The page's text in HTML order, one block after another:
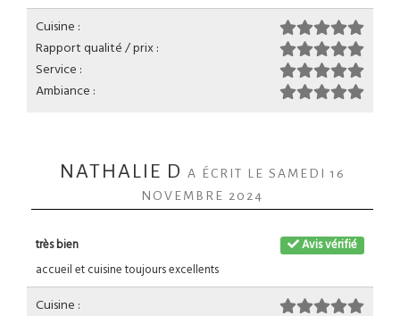
Cuisine :
Rapport qualité / prix :
Service :
Ambiance :
NATHALIE D A ÉCRIT LE SAMEDI 16
NOVEMBRE 2024
Avis vérifié
très bien
accueil et cuisine toujours excellents
Cuisine :